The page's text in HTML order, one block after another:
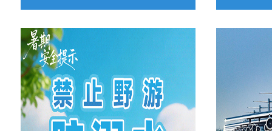
收藏！夏日专属好运莲花头像
夏日专属好运莲花头像！
详情
转存！1
况发布。